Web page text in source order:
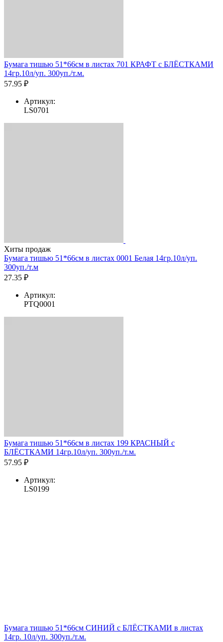
Бумага тишью 51*66см в листах 701 КРАФТ с БЛЁСТКАМИ
14гр.10л/уп. 300уп./т.м.
57.95 ₽
Артикул:
LS0701
Хиты продаж
Бумага тишью 51*66см в листах 0001 Белая 14гр.10л/уп.
300уп./т.м
27.35 ₽
Артикул:
PTQ0001
Бумага тишью 51*66см в листах 199 КРАСНЫЙ с
БЛЁСТКАМИ 14гр.10л/уп. 300уп./т.м.
57.95 ₽
Артикул:
LS0199
Бумага тишью 51*66см СИНИЙ с БЛЁСТКАМИ в листах
14гр. 10л/уп. 300уп./т.м.